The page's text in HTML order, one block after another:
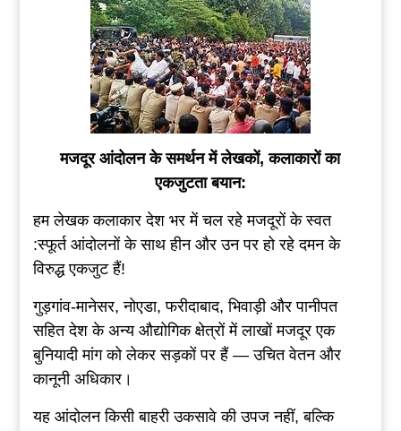
मजदूर आंदोलन के समर्थन में लेखकों, कलाकारों का
एकजुटता बयान:
हम लेखक कलाकार देश भर में चल रहे मजदूरों के स्वत
:स्फूर्त आंदोलनों के साथ हीन और उन पर हो रहे दमन के
विरुद्ध एकजुट हैं!
गुड़गांव-मानेसर, नोएडा, फरीदाबाद, भिवाड़ी और पानीपत
सहित देश के अन्य औद्योगिक क्षेत्रों में लाखों मजदूर एक
बुनियादी मांग को लेकर सड़कों पर हैं — उचित वेतन और
कानूनी अधिकार।
यह आंदोलन किसी बाहरी उकसावे की उपज नहीं, बल्कि